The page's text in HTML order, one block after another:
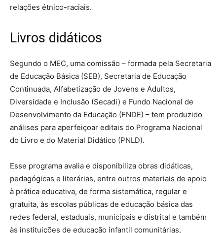
relações étnico-raciais.
Livros didáticos
Segundo o MEC, uma comissão – formada pela Secretaria
de Educação Básica (SEB), Secretaria de Educação
Continuada, Alfabetização de Jovens e Adultos,
Diversidade e Inclusão (Secadi) e Fundo Nacional de
Desenvolvimento da Educação (FNDE) – tem produzido
análises para aperfeiçoar editais do Programa Nacional
do Livro e do Material Didático (PNLD).
Esse programa avalia e disponibiliza obras didáticas,
pedagógicas e literárias, entre outros materiais de apoio
à prática educativa, de forma sistemática, regular e
gratuita, às escolas públicas de educação básica das
redes federal, estaduais, municipais e distrital e também
às instituições de educação infantil comunitárias,